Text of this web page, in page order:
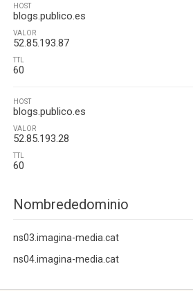
HOST
blogs.publico.es
VALOR
52.85.193.87
TTL
60
HOST
blogs.publico.es
VALOR
52.85.193.28
TTL
60
Nombrededominio
ns03.imagina-media.cat
ns04.imagina-media.cat